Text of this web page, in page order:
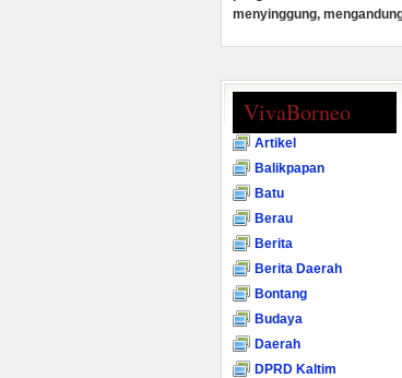
menyinggung,
VivaBorneo
Artikel
Balikpapan
Batu
Berau
Berita
Berita Daerah
Bontang
Budaya
Daerah
DPRD Kaltim